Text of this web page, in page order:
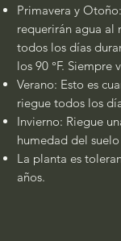
Primavera y
requerirán agua al
todos los días
los 90 °F.
Verano: Esto es
riegue todos los
Invierno: Riegue
humedad del
La planta es
años.